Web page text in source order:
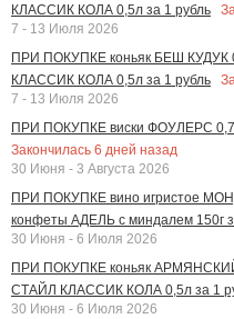
КЛАССИК КОЛА 0,5л за 1 рубль
7 - 13 Июля 2026
ПРИ ПОКУПКЕ коньяк БЕШ КУДУК
КЛАССИК КОЛА 0,5л за 1 рубль
7 - 13 Июля 2026
ПРИ ПОКУПКЕ виски ФОУЛЕРС
Закончилась 6 дней назад
30 Июня - 3 Августа 2026
ПРИ ПОКУПКЕ вино игристое
конфеты АДЕЛЬ с миндалем 150г
30 Июня - 6 Июля 2026
ПРИ ПОКУПКЕ коньяк
СТАЙЛ КЛАССИК КОЛА 0,5л за 1
30 Июня - 6 Июля 2026